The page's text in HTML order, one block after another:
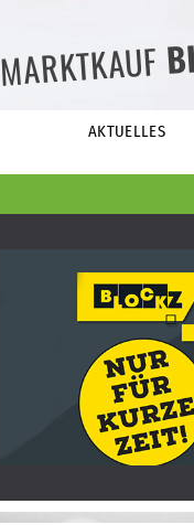
MARKTKAUF
AKTUELLES